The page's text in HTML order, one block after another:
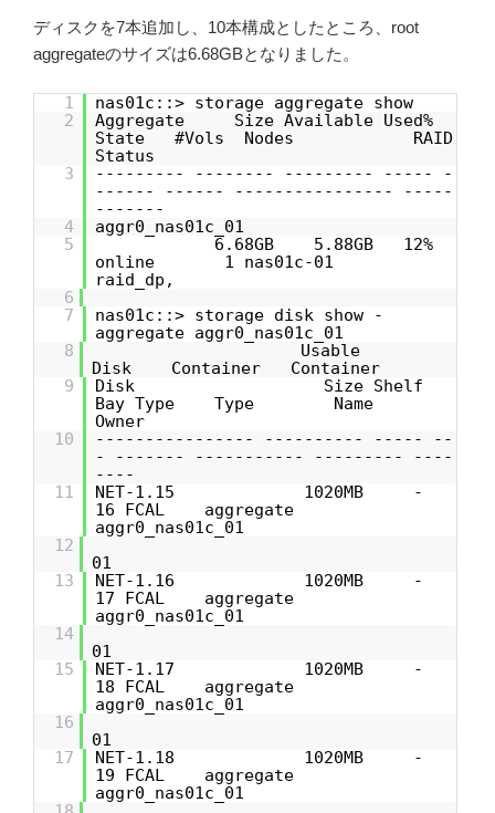
ディスクを7本追加し、10本構成としたところ、root
aggregateのサイズは6.68GBとなりました。
1
nas01c::> storage aggregate show
2
Aggregate Size Available Used%
State #Vols Nodes RAID
Status
3
--------- -------- --------- ----- -
------ ------ ---------------- -----
-------
4
aggr0_nas01c_01
5
6.68GB 5.88GB 12%
online 1 nas01c-01
raid_dp,
6
7
nas01c::> storage disk show -
aggregate aggr0_nas01c_01
8
Usable
Disk Container Container
9
Disk Size Shelf
Bay Type Type Name
Owner
10
---------------- ---------- ----- --
- ------- ----------- --------- ----
----
11
NET-1.15 1020MB -
16 FCAL aggregate
aggr0_nas01c_01
12
01
13
NET-1.16 1020MB -
17 FCAL aggregate
aggr0_nas01c_01
14
01
15
NET-1.17 1020MB -
18 FCAL aggregate
aggr0_nas01c_01
16
01
17
NET-1.18 1020MB -
19 FCAL aggregate
aggr0_nas01c_01